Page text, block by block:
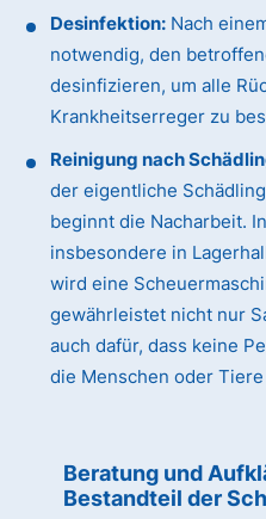
Desinfektion: Nach
notwendig, den
desinfizieren, um alle
Krankheitserreger zu
Reinigung nach
der eigentliche
beginnt die Nacharbeit.
insbesondere in
wird eine
gewährleistet nicht nur
auch dafür, dass keine
die Menschen oder
Beratung und
Bestandteil der